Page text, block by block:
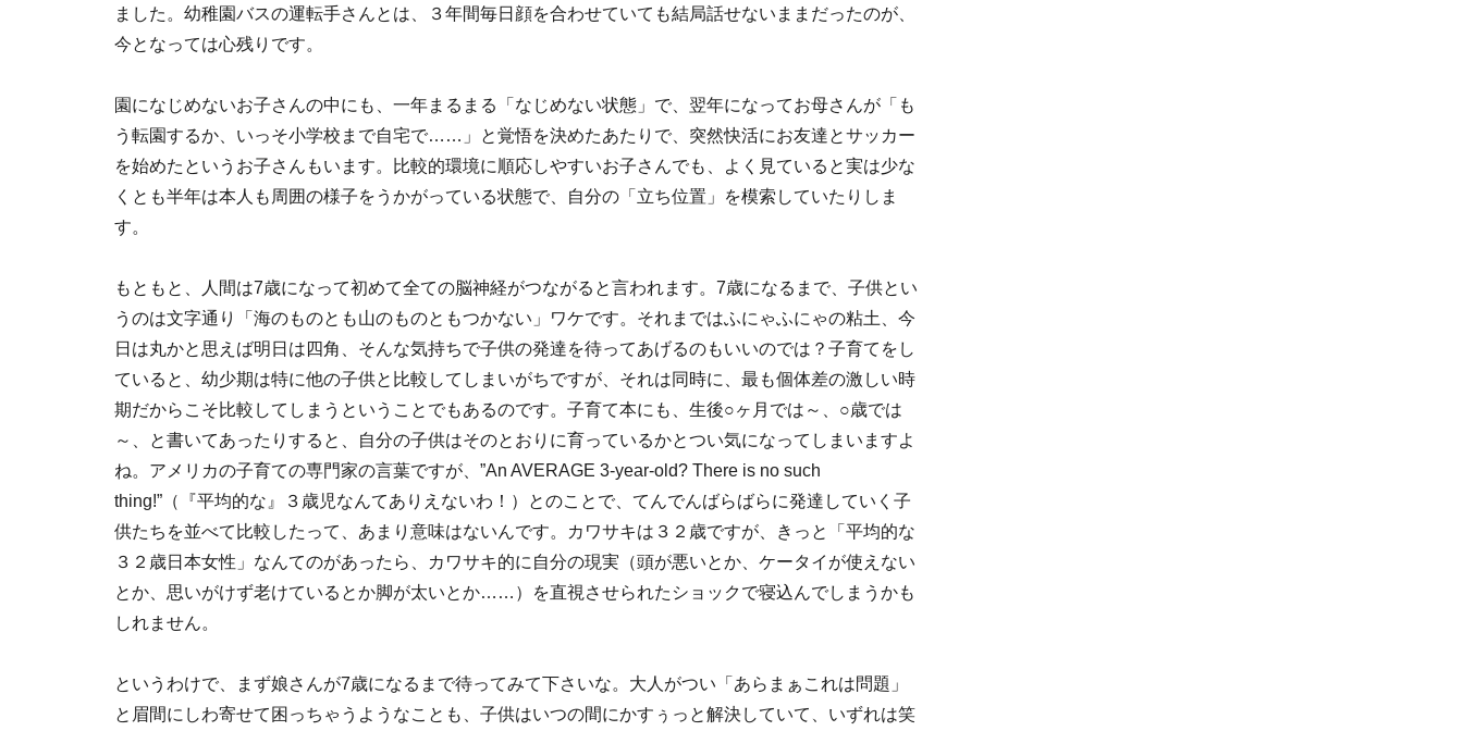
ました。幼稚園バスの運転手さんとは、３年間毎日顔を合わせていても結局話せないままだったのが、
今となっては心残りです。
園になじめないお子さんの中にも、一年まるまる「なじめない状態」で、翌年になってお母さんが「も
う転園するか、いっそ小学校まで自宅で……」と覚悟を決めたあたりで、突然快活にお友達とサッカー
を始めたというお子さんもいます。比較的環境に順応しやすいお子さんでも、よく見ていると実は少な
くとも半年は本人も周囲の様子をうかがっている状態で、自分の「立ち位置」を模索していたりしま
す。
もともと、人間は7歳になって初めて全ての脳神経がつながると言われます。7歳になるまで、子供とい
うのは文字通り「海のものとも山のものともつかない」ワケです。それまではふにゃふにゃの粘土、今
日は丸かと思えば明日は四角、そんな気持ちで子供の発達を待ってあげるのもいいのでは？子育てをし
ていると、幼少期は特に他の子供と比較してしまいがちですが、それは同時に、最も個体差の激しい時
期だからこそ比較してしまうということでもあるのです。子育て本にも、生後○ヶ月では～、○歳では
～、と書いてあったりすると、自分の子供はそのとおりに育っているかとつい気になってしまいますよ
ね。アメリカの子育ての専門家の言葉ですが、”An AVERAGE 3-year-old? There is no such
thing!”（『平均的な』３歳児なんてありえないわ！）とのことで、てんでんばらばらに発達していく子
供たちを並べて比較したって、あまり意味はないんです。カワサキは３２歳ですが、きっと「平均的な
３２歳日本女性」なんてのがあったら、カワサキ的に自分の現実（頭が悪いとか、ケータイが使えない
とか、思いがけず老けているとか脚が太いとか……）を直視させられたショックで寝込んでしまうかも
しれません。
というわけで、まず娘さんが7歳になるまで待ってみて下さいな。大人がつい「あらまぁこれは問題」
と眉間にしわ寄せて困っちゃうようなことも、子供はいつの間にかすぅっと解決していて、いずれは笑